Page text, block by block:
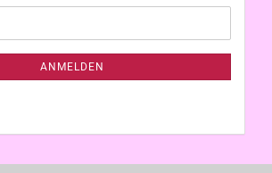
ANMELDEN